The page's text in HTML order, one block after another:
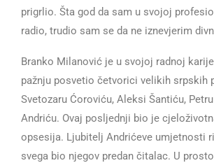
prigrlio. Šta god da sam u svojoj
radio, trudio sam se da ne iznevjerim
Branko Milanović je u svojoj radnoj
pažnju posvetio četvorici velikih srpskih
Svetozaru Ćoroviću, Aleksi Šantiću,
Andriću. Ovaj posljednji bio je
opsesija. Ljubitelj Andrićeve umjetnosti
svega bio njegov predan čitalac. U